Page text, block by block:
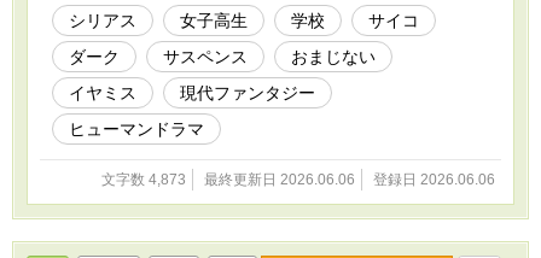
シリアス 女子高生 学校
サイコ
ダーク
サスペンス
おまじない
イヤミス
現代ファンタジー
ヒューマンドラマ
文字数 4,873 最終更新日 2026.06.06 登録日 2026.06.06